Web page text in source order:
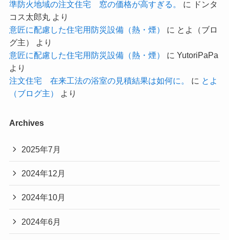
準防火地域の注文住宅 窓の価格が高すぎる。 に
ドンタ
コス太郎丸より
意匠に配慮した住宅用防災設備（熱・煙）
に とよ（ブロ
グ主）
より
意匠に配慮した住宅用防災設備（熱・煙）
に YutoriPaPa
より
注文住宅 在来工法の浴室の見積結果は如何に。
に とよ
（ブログ主）
より
Archives
2025年7月
2024年12月
2024年10月
2024年6月